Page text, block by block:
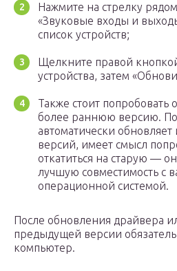
Нажмите на стрелку
«Звуковые входы и
список устройств;
Щелкните правой
устройства, затем
Также стоит попробовать
более раннюю версию.
автоматически обновляет
версий, имеет смысл
откатиться на старую —
лучшую совместимость с
операционной системой.
После обновления драйвера
предыдущей версии
компьютер.